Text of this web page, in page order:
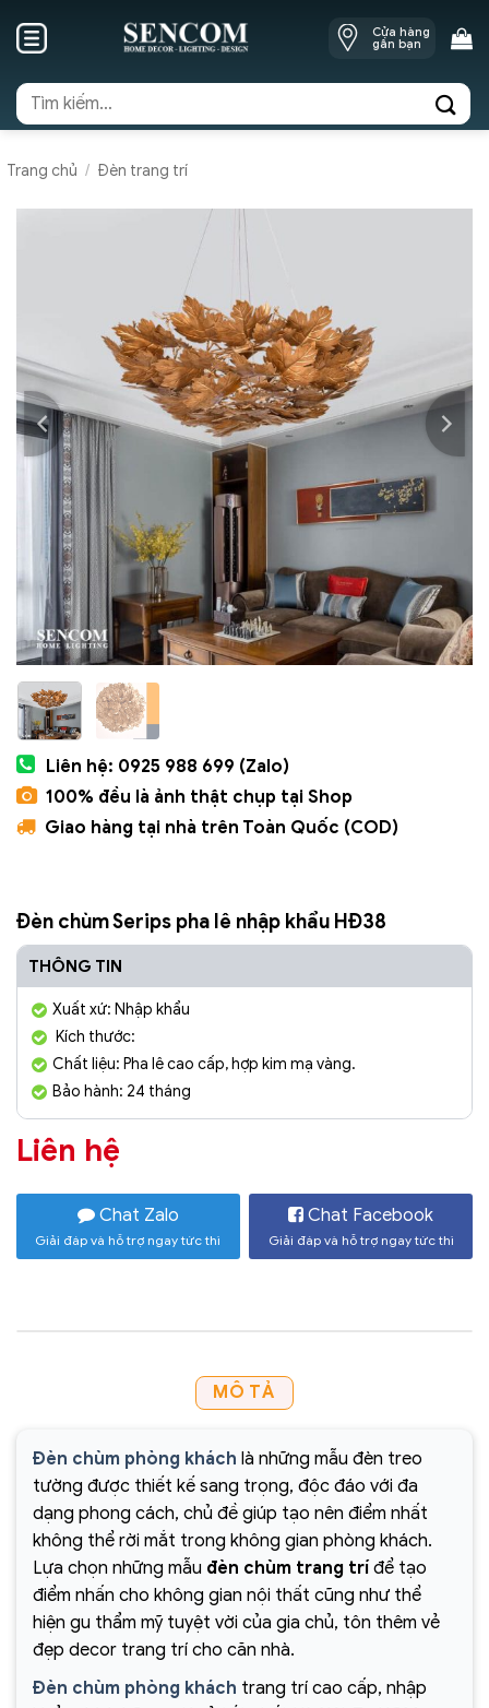
Cửa hàng
gần bạn
Tìm
kiếm:
Trang chủ / Đèn trang trí
Liên hệ: 0925 988 699 (Zalo)
100% đều là ảnh thật chụp tại Shop
Giao hàng tại nhà trên Toàn Quốc (COD)
Đèn chùm Serips pha lê nhập khẩu HĐ38
THÔNG TIN
Xuất xứ: Nhập khẩu
Kích thước:
Chất liệu: Pha lê cao cấp, hợp kim mạ vàng.
Bảo hành: 24 tháng
Liên hệ
Chat Zalo
Giải đáp và hỗ trợ ngay tức thì
Chat Facebook
Giải đáp và hỗ trợ ngay tức thì
MÔ TẢ
Đèn chùm phòng khách là những mẫu đèn treo
tường được thiết kế sang trọng, độc đáo với đa
dạng phong cách, chủ đề giúp tạo nên điểm nhất
không thể rời mắt trong không gian phòng khách.
Lựa chọn những mẫu đèn chùm trang trí để tạo
điểm nhấn cho không gian nội thất cũng như thể
hiện gu thẩm mỹ tuyệt vời của gia chủ, tôn thêm vẻ
đẹp decor trang trí cho căn nhà.
Đèn chùm phòng khách trang trí cao cấp, nhập